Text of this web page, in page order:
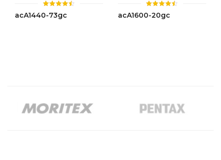
ให้
คะแนน
acA1440-73gc
ให้
คะแนน
acA1600-20gc